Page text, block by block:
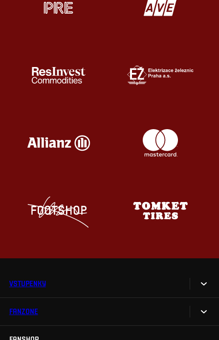
VSTUPENKY
Vstupenky
FANZONE